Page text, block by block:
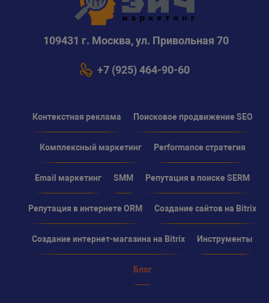
109431 г. Москва, ул. Привольная 70
+7 (925) 464-90-60
Контекстная реклама Поисковое продвижение SEO
Комплексный маркетинг Performance стратегия
Email маркетинг SMM Репутация в поиске SERM
Репутация в интернете ORM Создание сайтов на Bitrix
Создание интернет-магазина на Bitrix Инструменты
Блог